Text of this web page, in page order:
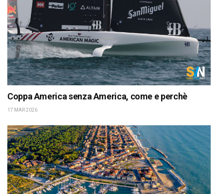
Coppa America senza America, come e perchè
17 MAR 2026